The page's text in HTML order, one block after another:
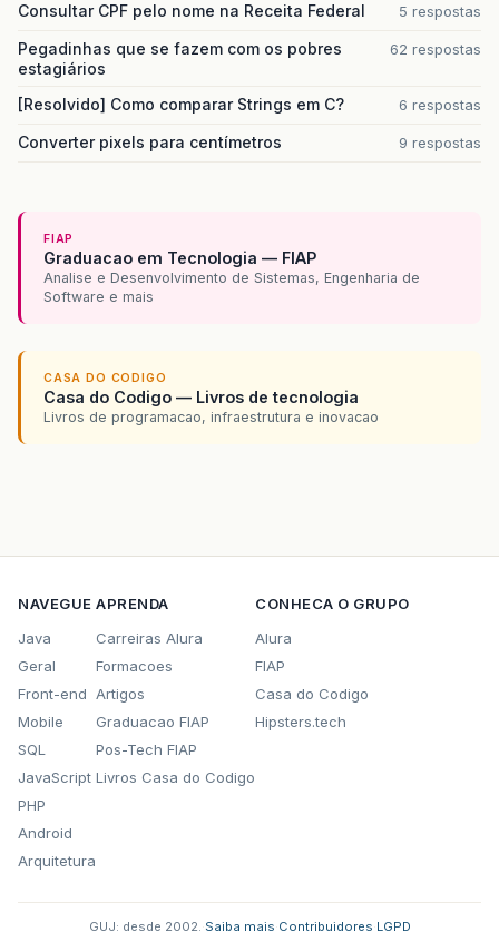
Consultar CPF pelo nome na Receita Federal 5 respostas
Pegadinhas que se fazem com os pobres
estagiários
62 respostas
[Resolvido] Como comparar Strings em C? 6 respostas
Converter pixels para centímetros 9 respostas
FIAP
Graduacao em Tecnologia — FIAP
Analise e Desenvolvimento de Sistemas, Engenharia de
Software e mais
CASA DO CODIGO
Casa do Codigo — Livros de tecnologia
Livros de programacao, infraestrutura e inovacao
NAVEGUE
Java
Geral
Front-end
Mobile
SQL
JavaScript
PHP
Android
Arquitetura
APRENDA
Carreiras Alura
Formacoes
Artigos
Graduacao FIAP
Pos-Tech FIAP
Livros Casa do Codigo
CONHECA O GRUPO
Alura
FIAP
Casa do Codigo
Hipsters.tech
GUJ: desde 2002. Saiba mais Contribuidores LGPD